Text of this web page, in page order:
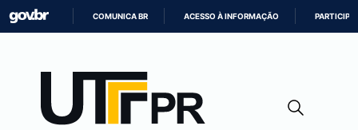
CONTEÚDO
COMUNICA BR ACESSO À INFORMAÇÃO PARTICIPE